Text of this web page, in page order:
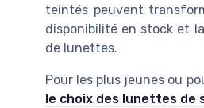
teintés peuvent
disponibilité en stock et
de lunettes.
Pour les plus jeunes ou
le choix des lunettes